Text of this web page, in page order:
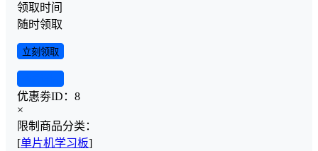
领取时间
随时领取
立刻领取
优惠劵ID： 8
×
限制商品分类：
[单片机学习板]